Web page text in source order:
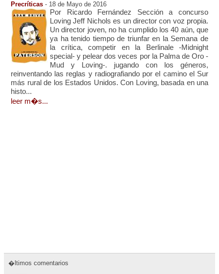
Precríticas - 18 de Mayo de 2016
Por Ricardo Fernández Sección a concurso
Loving Jeff Nichols es un director con voz propia.
Un director joven, no ha cumplido los 40 aún, que
ya ha tenido tiempo de triunfar en la Semana de
la crítica, competir en la Berlinale -Midnight
special- y pelear dos veces por la Palma de Oro -
Mud y Loving-. jugando con los géneros,
reinventando las reglas y radiografiando por el camino el Sur
más rural de los Estados Unidos. Con Loving, basada en una
histo...
leer m�s...
�ltimos comentarios